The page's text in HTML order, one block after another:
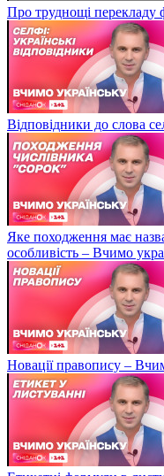
Про труднощі перекладу
Відповідники до слова
Яке походження має
особливість – Вчимо
Новації правопису –